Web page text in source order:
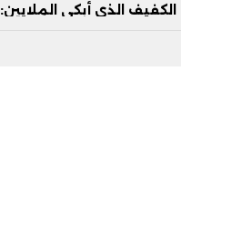
الكفيف الذي أبكى الملايين: